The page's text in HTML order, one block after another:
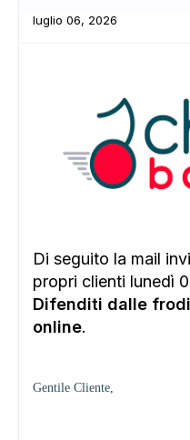
luglio 06, 2026
Di seguito la mail
propri clienti lunedì
Difenditi dalle
online.
Gentile Cliente,